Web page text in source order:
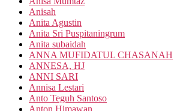
Anisah
Anita Agustin
Anita Sri Puspitaningrum
Anita subaidah
ANNA MUFIDATUL CHASANAH
ANNESA, HJ
ANNI SARI
Annisa Lestari
Anto Teguh Santoso
Anton Himawan